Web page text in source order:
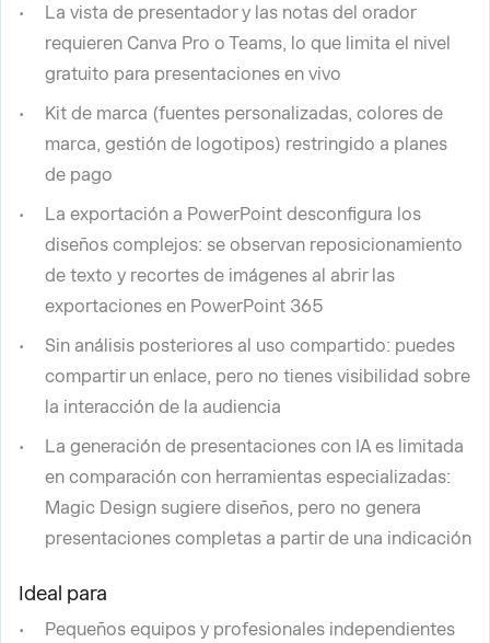
La vista de presentador y las notas del orador
requieren Canva Pro o Teams, lo que limita el nivel
gratuito para presentaciones en vivo
Kit de marca (fuentes personalizadas, colores de
marca, gestión de logotipos) restringido a planes
de pago
La exportación a PowerPoint desconfigura los
diseños complejos: se observan reposicionamiento
de texto y recortes de imágenes al abrir las
exportaciones en PowerPoint 365
Sin análisis posteriores al uso compartido: puedes
compartir un enlace, pero no tienes visibilidad sobre
la interacción de la audiencia
La generación de presentaciones con IA es limitada
en comparación con herramientas especializadas:
Magic Design sugiere diseños, pero no genera
presentaciones completas a partir de una indicación
Ideal para
Pequeños equipos y profesionales independientes